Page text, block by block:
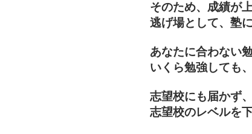
そのため、成績が
逃げ場として、塾
あなたに合わない
いくら勉強しても
志望校にも届かず
志望校のレベルを